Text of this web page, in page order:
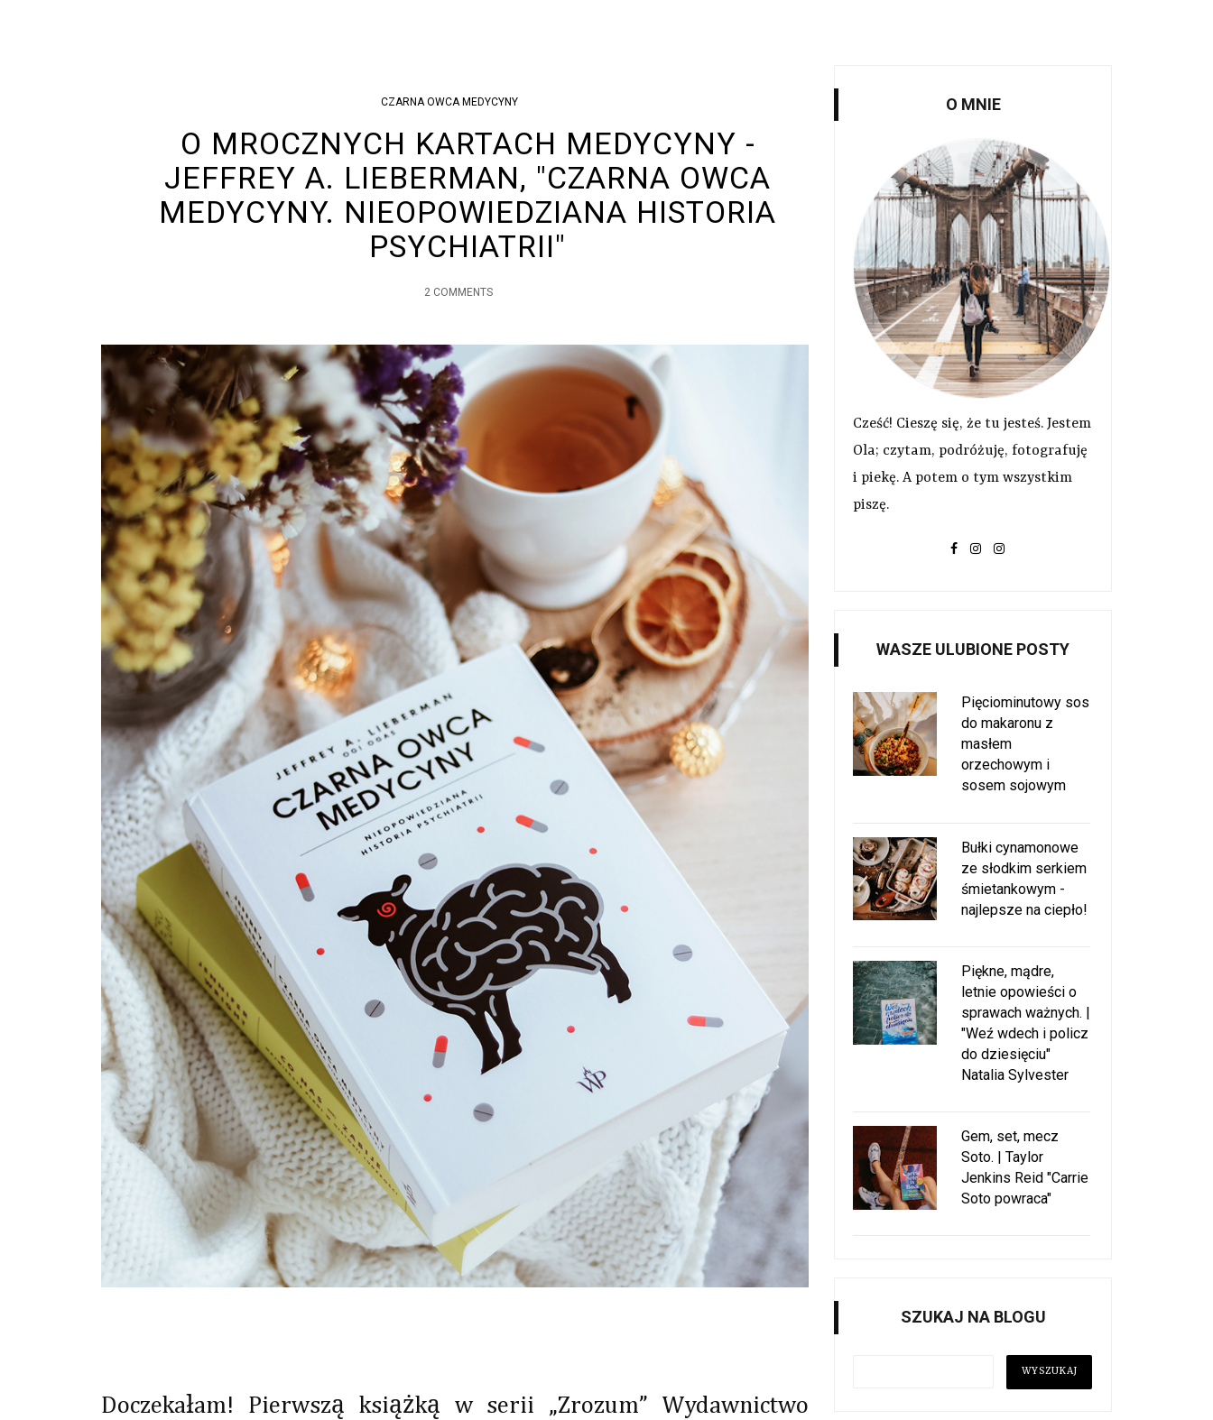
CZARNA OWCA MEDYCYNY
O MROCZNYCH KARTACH MEDYCYNY -
JEFFREY A. LIEBERMAN, "CZARNA OWCA
MEDYCYNY. NIEOPOWIEDZIANA HISTORIA
PSYCHIATRII"
2 COMMENTS
Doczekałam! Pierwszą książką w serii „Zrozum” Wydawnictwo
O MNIE
Cześć! Cieszę się, że tu jesteś. Jestem
Ola; czytam, podróżuję, fotografuję
i piekę. A potem o tym wszystkim
piszę.
WASZE ULUBIONE POSTY
Pięciominutowy sos
do makaronu z
masłem
orzechowym i
sosem sojowym
Bułki cynamonowe
ze słodkim serkiem
śmietankowym -
najlepsze na ciepło!
Piękne, mądre,
letnie opowieści o
sprawach ważnych. |
"Weź wdech i policz
do dziesięciu"
Natalia Sylvester
Gem, set, mecz
Soto. | Taylor
Jenkins Reid "Carrie
Soto powraca"
SZUKAJ NA BLOGU